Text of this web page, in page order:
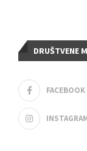
DRUŠTVENE
FACEBOOK